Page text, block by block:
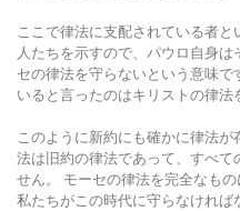
ここで律法に支配されている者
人たちを示すので、パウロ自身
セの律法を守らないという意味
いると言ったのはキリストの律法
このように新約にも確かに律法
法は旧約の律法であって、すべ
せん。 モーセの律法を完全なも
私たちがこの時代に守らなければ